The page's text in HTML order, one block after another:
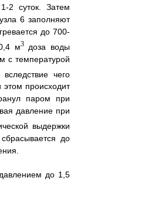
2 суток. Затем
6 заполняют
до 700-
м3доза воды
с температурой
чего
происходит
паром при
давление при
выдержки
до
до 1,5